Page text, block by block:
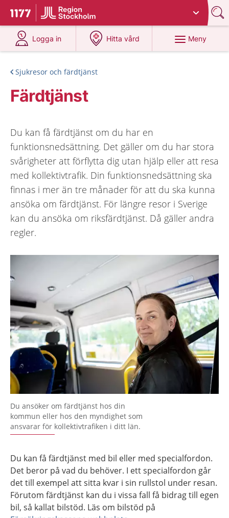
Till startsidan för 1177
Du har valt region
Logga in
på 1177.se
Hitta vård
på 1177.se
Meny
Sjukresor och färdtjänst
Färdtjänst
Du kan få färdtjänst om du har en
funktionsnedsättning. Det gäller om du har stora
svårigheter att förflytta dig utan hjälp eller att resa
med kollektivtrafik. Din funktionsnedsättning ska
finnas i mer än tre månader för att du ska kunna
ansöka om färdtjänst. För längre resor i Sverige
kan du ansöka om riksfärdtjänst. Då gäller andra
regler.
Du ansöker om färdtjänst hos din
kommun eller hos den myndighet som
ansvarar för kollektivtrafiken i ditt län.
Du kan få färdtjänst med bil eller med specialfordon.
Det beror på vad du behöver. I ett specialfordon går
det till exempel att sitta kvar i sin rullstol under resan.
Förutom färdtjänst kan du i vissa fall få bidrag till egen
bil, så kallat bilstöd. Läs om bilstöd på